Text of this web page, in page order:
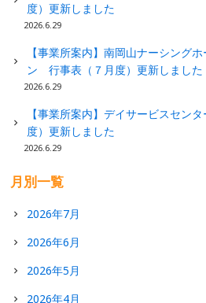
度）更新しました
2026.6.29
【事業所案内】南岡山ナーシング
ン 行事表（７月度）更新しました
2026.6.29
【事業所案内】デイサービスセン
度）更新しました
2026.6.29
月別一覧
2026年7月
2026年6月
2026年5月
2026年4月